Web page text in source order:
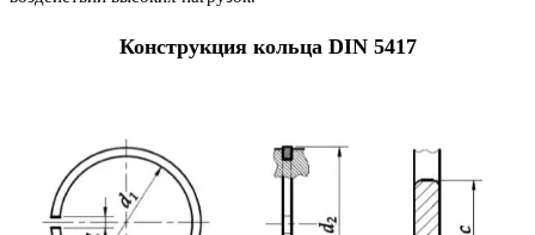
Конструкция кольца DIN 5417